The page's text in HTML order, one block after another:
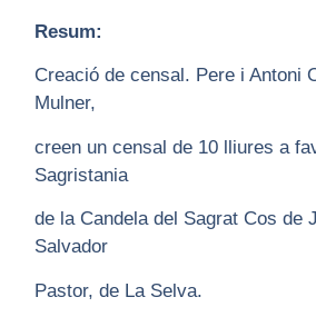
Resum:
Creació de censal. Pere i Antoni
Mulner,
creen un censal de 10 lliures a
Sagristania
de la Candela del Sagrat Cos de
Salvador
Pastor, de La Selva.